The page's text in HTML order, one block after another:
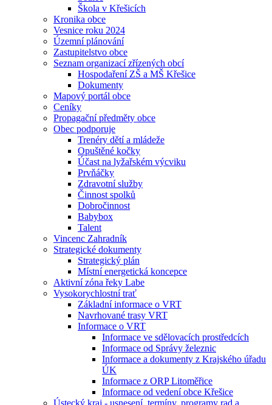
Škola v Křešicích
Kronika obce
Vesnice roku 2024
Územní plánování
Zastupitelstvo obce
Seznam organizací zřízených obcí
Hospodaření ZŠ a MŠ Křešice
Dokumenty
Mapový portál obce
Ceníky
Propagační předměty obce
Obec podporuje
Trenéry dětí a mládeže
Opuštěné kočky
Účast na lyžařském výcviku
Prvňáčky
Zdravotní služby
Činnost spolků
Dobročinnost
Babybox
Talent
Vincenc Zahradník
Strategické dokumenty
Strategický plán
Místní energetická koncepce
Aktivní zóna řeky Labe
Vysokorychlostní trať
Základní informace o VRT
Navrhované trasy VRT
Informace o VRT
Informace ve sdělovacích prostředcích
Informace od Správy železnic
Informace a dokumenty z Krajského úřadu
ÚK
Informace z ORP Litoměřice
Informace od vedení obce Křešice
Ústecký kraj - usnesení, termíny, programy rad a